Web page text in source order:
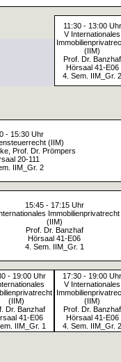
11:30 - 13:00 Uhr
V Internationales
(IIM)
Prof. Dr. Banzhaf
Hörsaal 41-E06
4. Sem. IIM_Gr. 2
- 15:30 Uhr
(IIM)
Prof. Dr. Prömpers
20-111
IIM_Gr. 2
15:45 - 17:15 Uhr
Immobilienprivatrecht
(IIM)
Prof. Dr. Banzhaf
Hörsaal 41-E06
4. Sem. IIM_Gr. 1
- 19:00 Uhr
(IIM)
Dr. Banzhaf
41-E06
IIM_Gr. 1
17:30 - 19:00 Uhr
V Internationales
(IIM)
Prof. Dr. Banzhaf
Hörsaal 41-E06
4. Sem. IIM_Gr. 2